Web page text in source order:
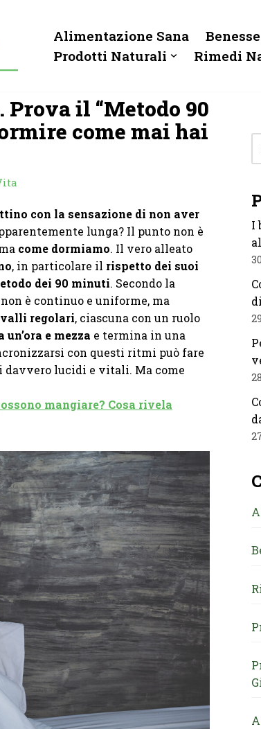
Alimentazione Sana
Prodotti Naturali
Rimedi
il “Metodo 90
come mai hai
con la sensazione di non aver
lunga? Il punto non è
come dormiamo. Il vero alleato
, in particolare il rispetto dei suoi
dei 90 minuti. Secondo la
è continuo e uniforme, ma
regolari, ciascuna con un ruolo
e mezza e termina in una
con questi ritmi può fare
lucidi e vitali. Ma come
mangiare? Cosa rivela
I